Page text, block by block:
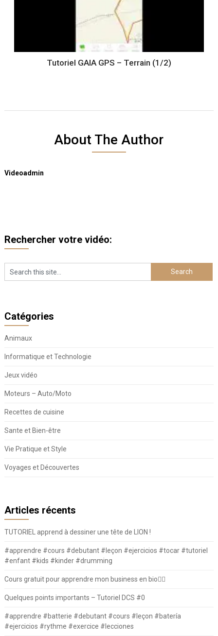
Tutoriel GAIA GPS – Terrain (1/2)
About The Author
Videoadmin
Rechercher votre vidéo:
Catégories
Animaux
Informatique et Technologie
Jeux vidéo
Moteurs – Auto/Moto
Recettes de cuisine
Sante et Bien-être
Vie Pratique et Style
Voyages et Découvertes
Articles récents
TUTORIEL apprend à dessiner une tête de LION !
#apprendre #cours #debutant #leçon #ejercicios #tocar #tutoriel
#enfant #kids #kinder #drumming
Cours gratuit pour apprendre mon business en bio⛓️‍💥
Quelques points importants – Tutoriel DCS #0
#apprendre #batterie #debutant #cours #leçon #batería
#ejercicios #rythme #exercice #lecciones